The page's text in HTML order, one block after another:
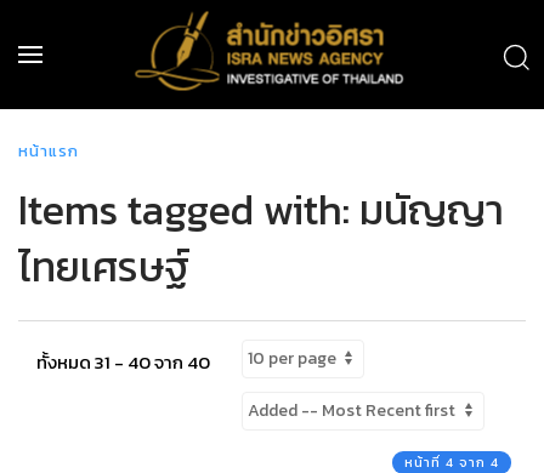
หน้าแรก
Items tagged with: มนัญญา
ไทยเศรษฐ์
ทั้งหมด 31 - 40 จาก 40
หน้าที่ 4 จาก 4